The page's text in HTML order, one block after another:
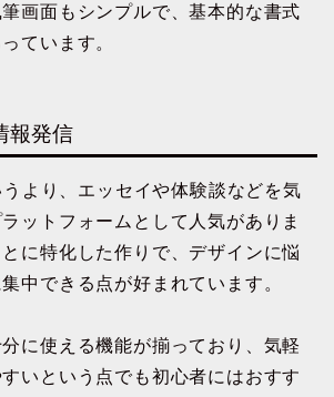
画面もシンプルで、基本的な書式
ています。
報発信
より、エッセイや体験談などを気
ットフォームとして人気がありま
に特化した作りで、デザインに悩
中できる点が好まれています。
に使える機能が揃っており、気軽
いという点でも初心者にはおすす